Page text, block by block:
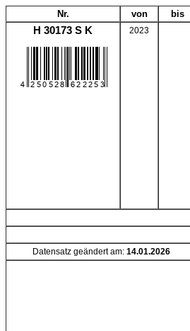
Nr. von bis
H 30173 S K 2023
Datensatz geändert am: 14.01.2026